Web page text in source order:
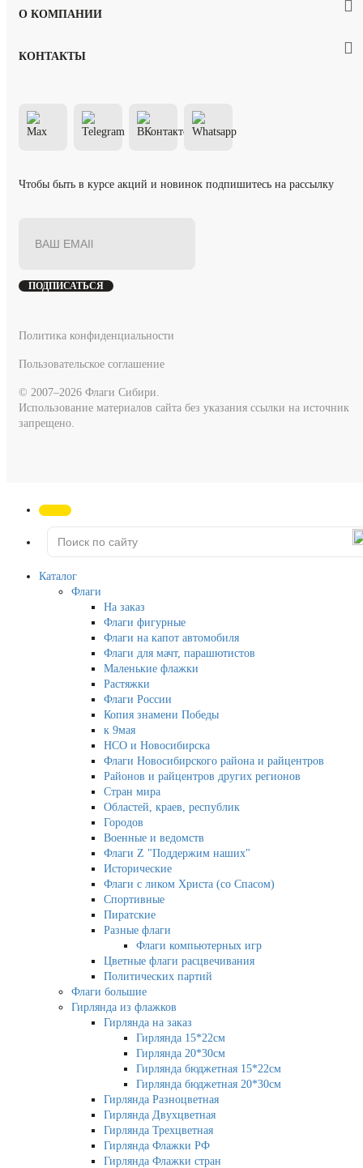
КОНТАКТЫ
О КОМПАНИИ
Чтобы быть в курсе акций и новинок подпишитесь на рассылку
ПОДПИСАТЬСЯ
© 2007–2026 Флаги Сибири.
Использование материалов сайта без указания ссылки на источник
запрещено.
Политика конфиденциальности
Пользовательское соглашение
Каталог
Флаги
На заказ
Флаги фигурные
Флаги на капот автомобиля
Флаги для мачт, парашютистов
Маленькие флажки
Растяжки
Флаги России
Копия знамени Победы
к 9мая
НСО и Новосибирска
Флаги Новосибирского района и райцентров
Районов и райцентров других регионов
Стран мира
Областей, краев, республик
Городов
Военные и ведомств
Флаги Z "Поддержим наших"
Исторические
Флаги с ликом Христа (со Спасом)
Спортивные
Пиратские
Разные флаги
Флаги компьютерных игр
Цветные флаги расцвечивания
Политических партий
Флаги большие
Гирлянда из флажков
Гирлянда на заказ
Гирлянда 15*22см
Гирлянда 20*30см
Гирлянда бюджетная 15*22см
Гирлянда бюджетная 20*30см
Гирлянда Разноцветная
Гирлянда Двухцветная
Гирлянда Трехцветная
Гирлянда Флажки РФ
Гирлянда Флажки стран